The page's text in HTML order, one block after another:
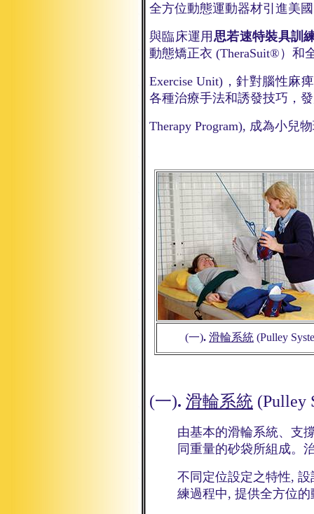
全方位動態運動器材引進美
與臨床運用 思若速特裝具訓
動態矯正衣 (TheraSuit®） 和
Exercise Unit) ，針對腦性麻
各種治療手法和誘發技巧，
Therapy Program), 成為小兒
(一). 滑輪系統 (Pulley
(一). 滑輪系統 (Pulley
由基本的滑輪系統、支
同重量的砂袋所組成。
不同定位設定之特性,
練過程中, 提供全方位